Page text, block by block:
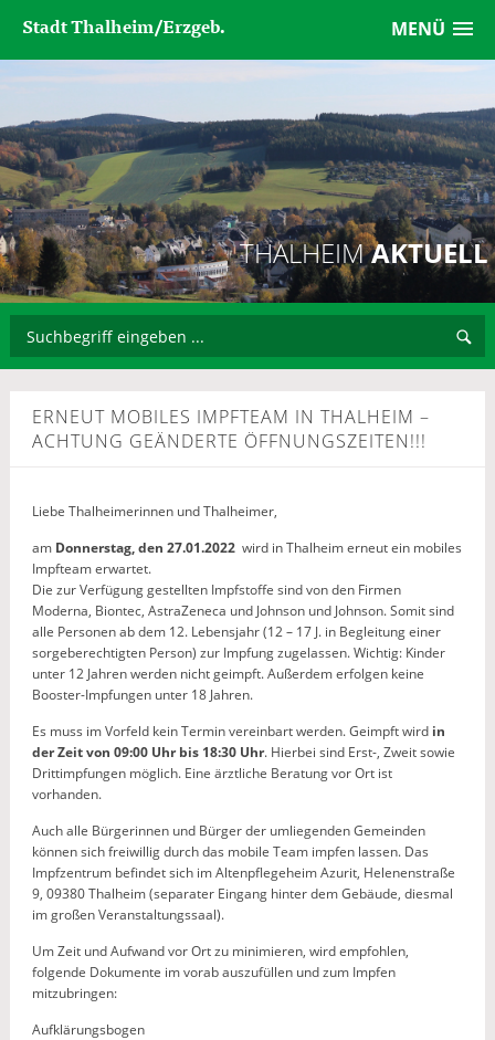
MENÜ
Stadt Thalheim/Erzgeb.
THALHEIMAKTUELL
ERNEUT MOBILES IMPFTEAM IN THALHEIM –
ACHTUNG GEÄNDERTE ÖFFNUNGSZEITEN!!!
Liebe Thalheimerinnen und Thalheimer,
am Donnerstag, den 27.01.2022 wird in Thalheim erneut ein mobiles
Impfteam erwartet.
Die zur Verfügung gestellten Impfstoffe sind von den Firmen
Moderna, Biontec, AstraZeneca und Johnson und Johnson. Somit sind
alle Personen ab dem 12. Lebensjahr (12 – 17 J. in Begleitung einer
sorgeberechtigten Person) zur Impfung zugelassen. Wichtig: Kinder
unter 12 Jahren werden nicht geimpft. Außerdem erfolgen keine
Booster-Impfungen unter 18 Jahren.
Es muss im Vorfeld kein Termin vereinbart werden. Geimpft wird in
der Zeit von 09:00 Uhr bis 18:30 Uhr. Hierbei sind Erst-, Zweit sowie
Drittimpfungen möglich. Eine ärztliche Beratung vor Ort ist
vorhanden.
Auch alle Bürgerinnen und Bürger der umliegenden Gemeinden
können sich freiwillig durch das mobile Team impfen lassen. Das
Impfzentrum befindet sich im Altenpflegeheim Azurit, Helenenstraße
9, 09380 Thalheim (separater Eingang hinter dem Gebäude, diesmal
im großen Veranstaltungssaal).
Um Zeit und Aufwand vor Ort zu minimieren, wird empfohlen,
folgende Dokumente im vorab auszufüllen und zum Impfen
mitzubringen:
Aufklärungsbogen